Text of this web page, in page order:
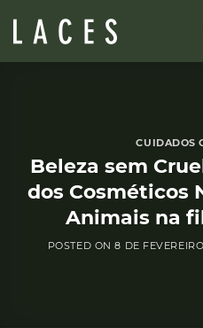
CUIDADOS
Beleza sem
dos Cosméticos
Animais na
POSTED ON8 DE